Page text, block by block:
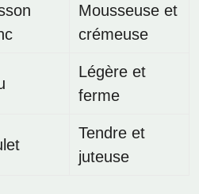
Mousseuse et
crémeuse
Légère et
ferme
Tendre et
juteuse